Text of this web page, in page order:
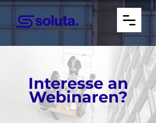
Interesse an
Webinaren?